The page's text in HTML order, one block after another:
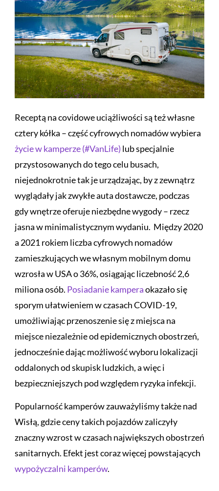
Receptą na covidowe uciążliwości są też własne
cztery kółka – część cyfrowych nomadów wybiera
życie w kamperze (#VanLife) lub specjalnie
przystosowanych do tego celu busach,
niejednokrotnie tak je urządzając, by z zewnątrz
wyglądały jak zwykłe auta dostawcze, podczas
gdy wnętrze oferuje niezbędne wygody – rzecz
jasna w minimalistycznym wydaniu. Między 2020
a 2021 rokiem liczba cyfrowych nomadów
zamieszkujących we własnym mobilnym domu
wzrosła w USA o 36%, osiągając liczebność 2,6
miliona osób. Posiadanie kamperaokazało się
sporym ułatwieniem w czasach COVID-19,
umożliwiając przenoszenie się z miejsca na
miejsce niezależnie od epidemicznych obostrzeń,
jednocześnie dając możliwość wyboru lokalizacji
oddalonych od skupisk ludzkich, a więc i
bezpieczniejszych pod względem ryzyka infekcji.
Popularność kamperów zauważyliśmy także nad
Wisłą, gdzie ceny takich pojazdów zaliczyły
znaczny wzrost w czasach największych obostrzeń
sanitarnych. Efekt jest coraz więcej powstających
wypożyczalni kamperów.